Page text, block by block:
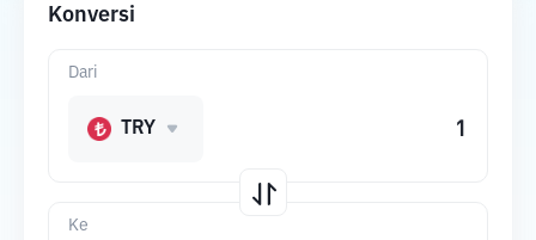
Konversi
Ke
Dari
TRY